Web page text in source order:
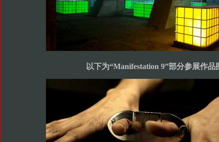
以下为“Manifestation 9”部分参展作品